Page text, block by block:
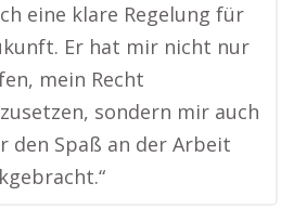
eine klare Regelung für
Er hat mir nicht nur
mein Recht
sondern mir auch
den Spaß an der Arbeit